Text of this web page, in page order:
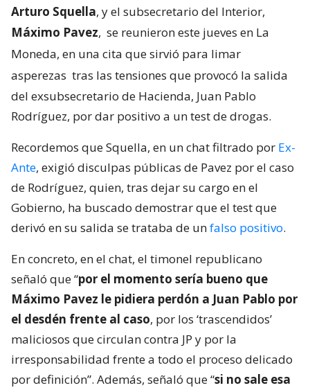
Arturo Squella, y el subsecretario del Interior,
Máximo Pavez, se reunieron este jueves en La
Moneda, en una cita que sirvió para limar
asperezas tras las tensiones que provocó la salida
del exsubsecretario de Hacienda, Juan Pablo
Rodríguez, por dar positivo a un test de drogas.
Recordemos que Squella, en un chat filtrado por Ex-
Ante, exigió disculpas públicas de Pavez por el caso
de Rodríguez, quien, tras dejar su cargo en el
Gobierno, ha buscado demostrar que el test que
derivó en su salida se trataba de unfalso positivo.
En concreto, en el chat, el timonel republicano
señaló que “por el momento sería bueno que
Máximo Pavez le pidiera perdón a Juan Pablo por
el desdén frente al caso, por los ‘trascendidos’
maliciosos que circulan contra JP y por la
irresponsabilidad frente a todo el proceso delicado
por definición”. Además, señaló que “si no sale esa